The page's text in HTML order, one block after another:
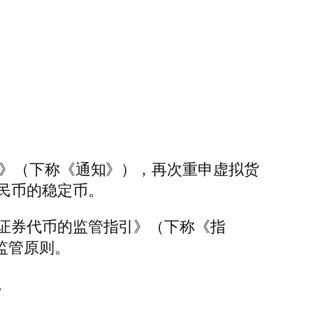
下称《通知》），再次重申虚拟货
的稳定币。
代币的监管指引》（下称《指
原则。